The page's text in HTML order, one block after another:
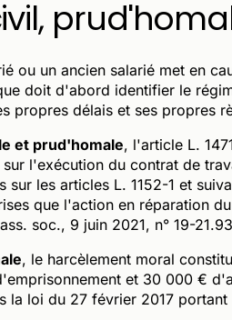
ou un ancien salarié met en
doit d'abord identifier le
propres délais et ses propres
et prud'homale, l'article L.
l'exécution du contrat de
sur les articles L. 1152-1 et
que l'action en réparation
soc., 9 juin 2021, n° 19-
, le harcèlement moral
et 30 000 €
la loi du 27 février 2017